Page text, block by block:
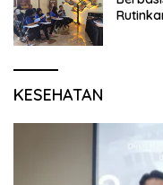
KESEHATAN